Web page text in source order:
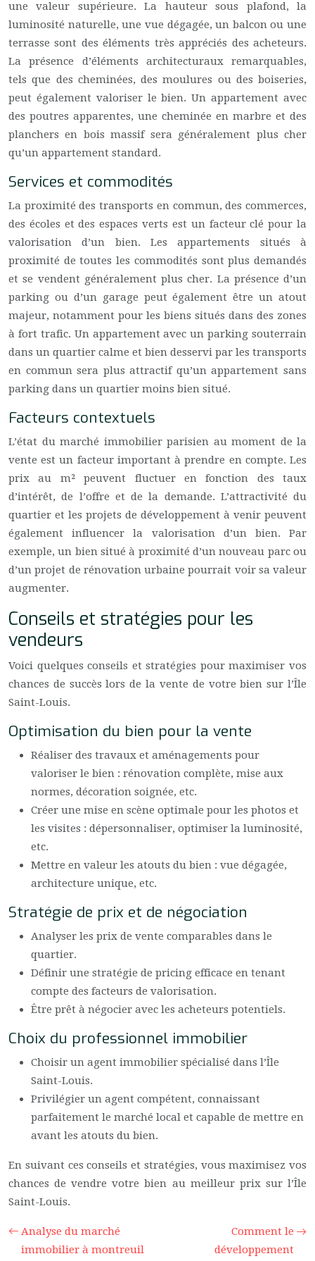
une valeur supérieure. La hauteur sous plafond, la
luminosité naturelle, une vue dégagée, un balcon ou une
terrasse sont des éléments très appréciés des acheteurs.
La présence d’éléments architecturaux remarquables,
tels que des cheminées, des moulures ou des boiseries,
peut également valoriser le bien. Un appartement avec
des poutres apparentes, une cheminée en marbre et des
planchers en bois massif sera généralement plus cher
qu’un appartement standard.
Services et commodités
La proximité des transports en commun, des commerces,
des écoles et des espaces verts est un facteur clé pour la
valorisation d’un bien. Les appartements situés à
proximité de toutes les commodités sont plus demandés
et se vendent généralement plus cher. La présence d’un
parking ou d’un garage peut également être un atout
majeur, notamment pour les biens situés dans des zones
à fort trafic. Un appartement avec un parking souterrain
dans un quartier calme et bien desservi par les transports
en commun sera plus attractif qu’un appartement sans
parking dans un quartier moins bien situé.
Facteurs contextuels
L’état du marché immobilier parisien au moment de la
vente est un facteur important à prendre en compte. Les
prix au m² peuvent fluctuer en fonction des taux
d’intérêt, de l’offre et de la demande. L’attractivité du
quartier et les projets de développement à venir peuvent
également influencer la valorisation d’un bien. Par
exemple, un bien situé à proximité d’un nouveau parc ou
d’un projet de rénovation urbaine pourrait voir sa valeur
augmenter.
Conseils et stratégies pour les
vendeurs
Voici quelques conseils et stratégies pour maximiser vos
chances de succès lors de la vente de votre bien sur l’Île
Saint-Louis.
Optimisation du bien pour la vente
Réaliser des travaux et aménagements pour
valoriser le bien : rénovation complète, mise aux
normes, décoration soignée, etc.
Créer une mise en scène optimale pour les photos et
les visites : dépersonnaliser, optimiser la luminosité,
etc.
Mettre en valeur les atouts du bien : vue dégagée,
architecture unique, etc.
Stratégie de prix et de négociation
Analyser les prix de vente comparables dans le
quartier.
Définir une stratégie de pricing efficace en tenant
compte des facteurs de valorisation.
Être prêt à négocier avec les acheteurs potentiels.
Choix du professionnel immobilier
Choisir un agent immobilier spécialisé dans l’Île
Saint-Louis.
Privilégier un agent compétent, connaissant
parfaitement le marché local et capable de mettre en
avant les atouts du bien.
En suivant ces conseils et stratégies, vous maximisez vos
chances de vendre votre bien au meilleur prix sur l’Île
Saint-Louis.
Analyse du marché
immobilier à montreuil
Comment le
développement